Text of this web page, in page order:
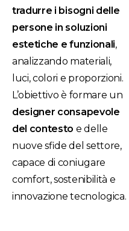
tradurre i bisogni delle
persone in soluzioni
estetiche e funzionali,
analizzando materiali,
luci, colori e proporzioni.
L’obiettivo è formare un
designer consapevole
del contesto e delle
nuove sfide del settore,
capace di coniugare
comfort, sostenibilità e
innovazione tecnologica.